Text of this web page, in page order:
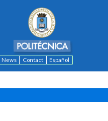
News Contact Español